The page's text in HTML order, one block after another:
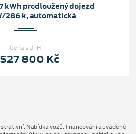
kWh prodloužený dojezd
286 k, automatická
Cena s DPH
800 Kč
Nabídka vozů, financování a uváděné